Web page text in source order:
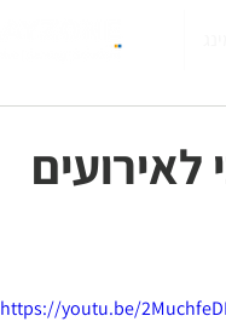
https://youtu.be/